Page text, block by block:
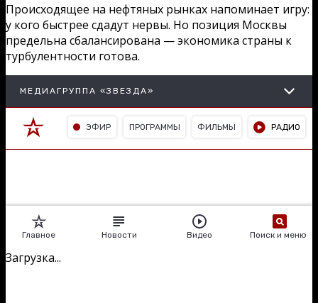
Происходящее на нефтяных рынках напоминает игру:
у кого быстрее сдадут нервы. Но позиция Москвы
предельна сбалансирована — экономика страны к
турбулентности готова.
Загрузка...